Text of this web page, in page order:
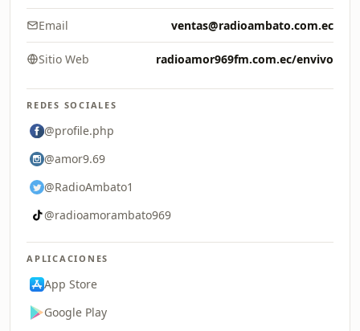
Email ventas@radioambato.com.ec
Sitio Web radioamor969fm.com.ec/envivo
REDES SOCIALES
@profile.php
@amor9.69
@RadioAmbato1
@radioamorambato969
APLICACIONES
App Store
Google Play